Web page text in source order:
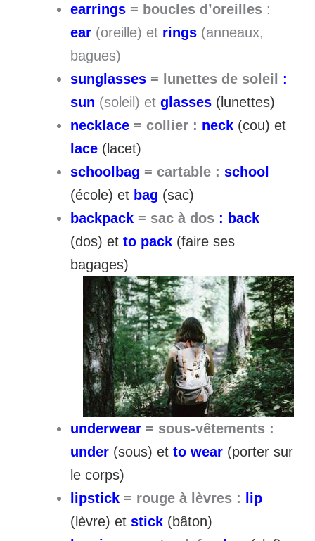
earrings = boucles d’oreilles :
ear (oreille) et rings (anneaux,
bagues)
sunglasses = lunettes de soleil
:
sun (soleil) et glasses (lunettes)
necklace = collier : neck (cou) et
lace (lacet)
schoolbag = cartable : school
(école) et bag (sac)
backpack = sac à dos : back
(dos) et to pack (faire ses
bagages)
underwear = sous-vêtements :
under (sous) et to wear (porter sur
le corps)
lipstick = rouge à lèvres : lip
(lèvre) et stick (bâton)